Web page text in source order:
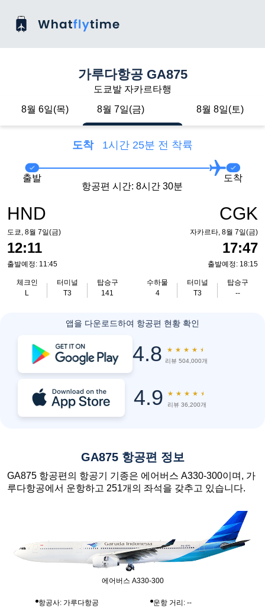
가루다항공 GA875
도쿄발 자카르타행
8월 6일(목)
8월 7일(금) 8월 8일(토)
도착 1시간 25분 전 착륙
HND
도쿄, 8월 7일(금)
12:11
출발예정: 11:45
체크인
L
터미널
T3
탑승구
141
출발
항공편 시간: 8시간 30분
도착
CGK
자카르타, 8월 7일(금)
17:47
출발예정: 18:15
수하물
4
터미널
T3
탑승구
--
앱을 다운로드하여 항공편 현황 확인
4.8 ★ ★ ★ ★ ★
리뷰 504,000개
4.9 ★ ★ ★ ★ ★
리뷰 36,200개
GA875 항공편 정보
GA875 항공편의 항공기 기종은 에어버스 A330-300이며, 가
루다항공에서 운항하고 251개의 좌석을 갖추고 있습니다.
에어버스 A330-300
항공사: 가루다항공
운항 거리: --